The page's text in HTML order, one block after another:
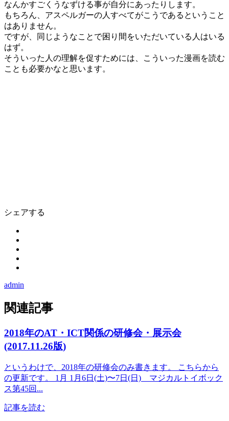
なんかすごくうなずける事が自分にあったりします。
もちろん、アスペルガーの人すべてがこうであるということ
はありません。
ですが、同じようなことで困り間をいただいている人はいる
はず。
そういった人の理解を促すためには、こういった漫画を読む
ことも必要かなと思います。
シェアする
admin
関連記事
2018年のAT・ICT関係の研修会・展示会
(2017.11.26版)
というわけで、2018年の研修会のみ書きます。 こちらから
の更新です。 1月 1月6日(土)〜7日(日) マジカルトイボック
ス第45回...
記事を読む